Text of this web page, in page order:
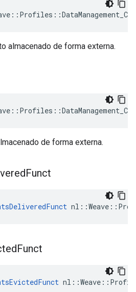
almacenado de forma externa.
de forma externa.
Funct
Funct